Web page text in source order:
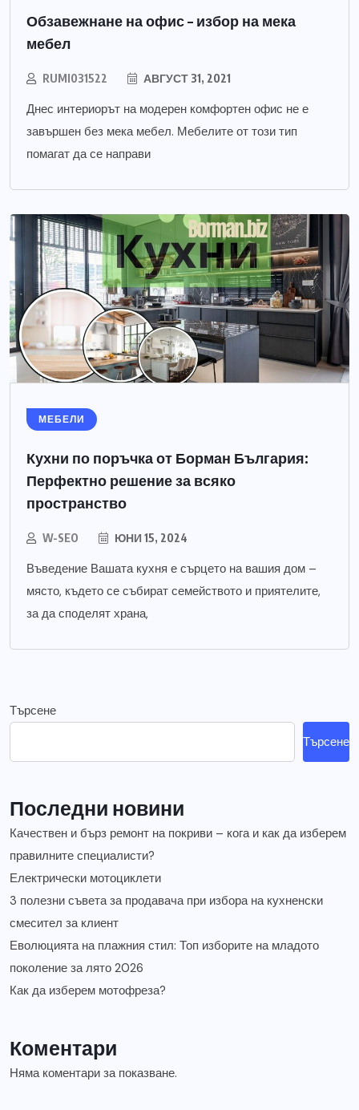
Обзавежнане на офис – избор на мека
мебел
RUMI031522 АВГУСТ 31, 2021
Днес интериорът на модерен комфортен офис не е
завършен без мека мебел. Мебелите от този тип
помагат да се направи
МЕБЕЛИ
Кухни по поръчка от Борман България:
Перфектно решение за всяко
пространство
W-SEO ЮНИ 15, 2024
Въведение Вашата кухня е сърцето на вашия дом –
място, където се събират семейството и приятелите,
за да споделят храна,
Търсене
Търсене
Последни новини
Качествен и бърз ремонт на покриви – кога и как да изберем
правилните специалисти?
Електрически мотоциклети
3 полезни съвета за продавача при избора на кухненски
смесител за клиент
Еволюцията на плажния стил: Топ изборите на младото
поколение за лято 2026
Как да изберем мотофреза?
Коментари
Няма коментари за показване.